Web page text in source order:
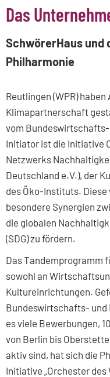
Das
SchwörerHaus
Philharmonie
Reutlingen (WPR)
Klimapartnerschaft
vom
Initiator ist die Initiative
Netzwerks
Deutschland e.V.), der
des Öko-Instituts. Diese
besondere Synergien
die globalen
(SDG) zu fördern.
Das Tandemprogramm
sowohl an
Kultureinrichtungen.
Bundeswirtschafts-
es viele Bewerbungen,
von Berlin bis
aktiv sind, hat sich die
Initiative „Orchester des